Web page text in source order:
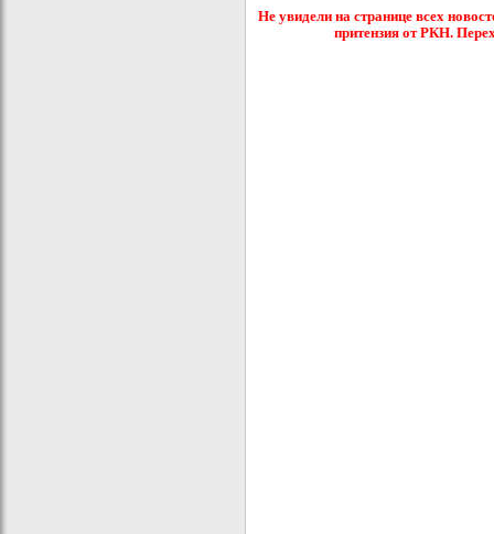
Не увидели на странице всех
притензия от РКН.